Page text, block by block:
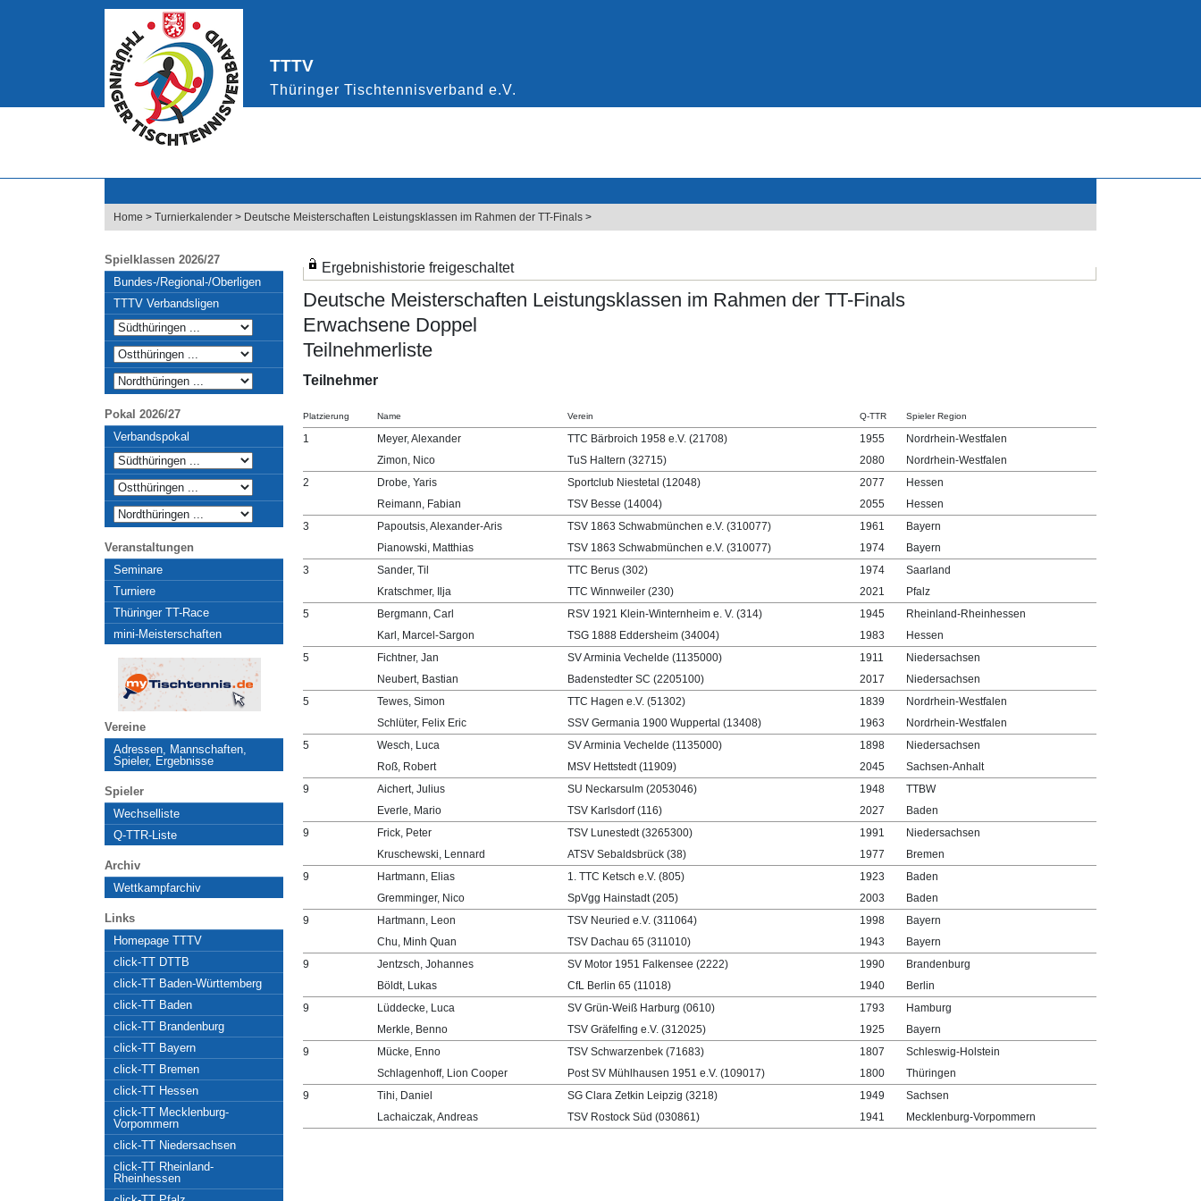
Home > Turnierkalender > Deutsche Meisterschaften Leistungsklassen im Rahmen der TT-Finals >
Spielklassen 2026/27
Bundes-/Regional-/Oberligen
TTTV Verbandsligen
Pokal 2026/27
Verbandspokal
Veranstaltungen
Seminare
Turniere
Thüringer TT-Race
mini-Meisterschaften
Vereine
Adressen, Mannschaften,
Spieler, Ergebnisse
Spieler
Wechselliste
Q-TTR-Liste
Archiv
Wettkampfarchiv
Links
Homepage TTTV
click-TT DTTB
click-TT Baden-Württemberg
click-TT Baden
click-TT Brandenburg
click-TT Bayern
click-TT Bremen
click-TT Hessen
click-TT Mecklenburg-
Vorpommern
click-TT Niedersachsen
click-TT Rheinland-
Rheinhessen
Ergebnishistorie freigeschaltet
Deutsche Meisterschaften Leistungsklassen im Rahmen der TT-Finals
Erwachsene Doppel
Teilnehmerliste
Teilnehmer
Platzierung Name Verein Q-TTR Spieler Region
1
Meyer, Alexander
Zimon, Nico
TTC Bärbroich 1958 e.V. (21708)
TuS Haltern (32715)
1955
2080
Nordrhein-Westfalen
Nordrhein-Westfalen
2
Drobe, Yaris
Reimann, Fabian
Sportclub Niestetal (12048)
TSV Besse (14004)
2077
2055
Hessen
Hessen
3
Papoutsis, Alexander-Aris
Pianowski, Matthias
TSV 1863 Schwabmünchen e.V. (310077)
TSV 1863 Schwabmünchen e.V. (310077)
1961
1974
Bayern
Bayern
3
Sander, Til
Kratschmer, Ilja
TTC Berus (302)
TTC Winnweiler (230)
1974
2021
Saarland
Pfalz
5
Bergmann, Carl
Karl, Marcel-Sargon
RSV 1921 Klein-Winternheim e. V. (314)
TSG 1888 Eddersheim (34004)
1945
1983
Rheinland-Rheinhessen
Hessen
5
Fichtner, Jan
Neubert, Bastian
SV Arminia Vechelde (1135000)
Badenstedter SC (2205100)
1911
2017
Niedersachsen
Niedersachsen
5
Tewes, Simon
Schlüter, Felix Eric
TTC Hagen e.V. (51302)
SSV Germania 1900 Wuppertal (13408)
1839
1963
Nordrhein-Westfalen
Nordrhein-Westfalen
5
Wesch, Luca
Roß, Robert
SV Arminia Vechelde (1135000)
MSV Hettstedt (11909)
1898
2045
Niedersachsen
Sachsen-Anhalt
9
Aichert, Julius
Everle, Mario
SU Neckarsulm (2053046)
TSV Karlsdorf (116)
1948
2027
TTBW
Baden
9
Frick, Peter
Kruschewski, Lennard
TSV Lunestedt (3265300)
ATSV Sebaldsbrück (38)
1991
1977
Niedersachsen
Bremen
9
Hartmann, Elias
Gremminger, Nico
1. TTC Ketsch e.V. (805)
SpVgg Hainstadt (205)
1923
2003
Baden
Baden
9
Hartmann, Leon
Chu, Minh Quan
TSV Neuried e.V. (311064)
TSV Dachau 65 (311010)
1998
1943
Bayern
Bayern
9
Jentzsch, Johannes
Böldt, Lukas
SV Motor 1951 Falkensee (2222)
CfL Berlin 65 (11018)
1990
1940
Brandenburg
Berlin
9
Lüddecke, Luca
Merkle, Benno
SV Grün-Weiß Harburg (0610)
TSV Gräfelfing e.V. (312025)
1793
1925
Hamburg
Bayern
9
Mücke, Enno
Schlagenhoff, Lion Cooper
TSV Schwarzenbek (71683)
Post SV Mühlhausen 1951 e.V. (109017)
1807
1800
Schleswig-Holstein
Thüringen
9
Tihi, Daniel
Lachaiczak, Andreas
SG Clara Zetkin Leipzig (3218)
TSV Rostock Süd (030861)
1949
1941
Sachsen
Mecklenburg-Vorpommern